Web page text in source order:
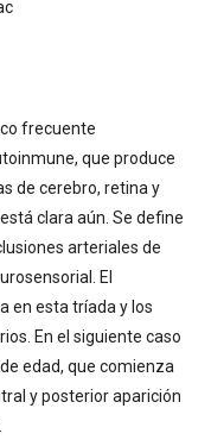
frecuente
que produce
de cerebro, retina y
clara aún. Se define
arteriales de
El
en esta tríada y los
En el siguiente caso
edad, que comienza
y posterior aparición